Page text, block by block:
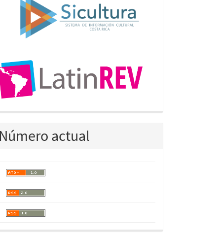
actual